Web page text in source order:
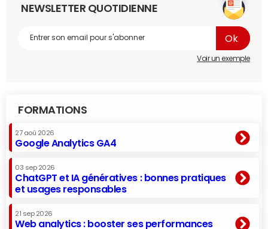
NEWSLETTER QUOTIDIENNE
Voir un exemple
FORMATIONS
27 aoû 2026
Google Analytics GA4
03 sep 2026
ChatGPT et IA génératives : bonnes pratiques
et usages responsables
21 sep 2026
Web analytics : booster ses performances